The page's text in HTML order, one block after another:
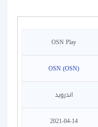
OSN Play‏
OSN (OSN)
اندرويد
2021-04-14